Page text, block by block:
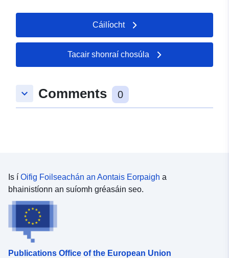
Cáilíocht
Tacair shonraí chosúla
keyboard_arrow_down Comments 0
Is í Oifig Foilseachán an Aontais Eorpaigh a
bhainistíonn an suíomh gréasáin seo.
Publications Office of the European Union